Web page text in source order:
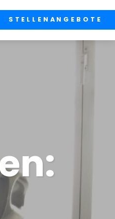
STELLENANGEBOTE